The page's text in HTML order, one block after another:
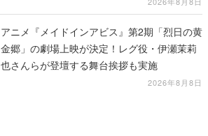
アニメ『メイドインアビス』第2期「烈日の黄
金郷」の劇場上映が決定！レグ役・伊瀬茉莉
也さんらが登壇する舞台挨拶も実施
2026年8月8日